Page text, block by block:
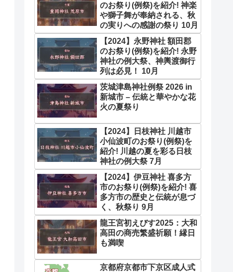
のお祭り(例祭)を紹介! 神楽
や獅子舞が奉納される、秋
の実りへの感謝の祭り 10月
【2024】永野神社 額田郡
のお祭り(例祭)を紹介! 永野
神社の例大祭、神輿渡御行
列は必見！ 10月
茨城津島神社例祭 2026 in
新城市 – 伝統と華やかな花
火の夏祭り
【2024】日枝神社 川越市
小仙波町のお祭り(例祭)を
紹介! 川越の夏を彩る日枝
神社の例大祭 7月
【2024】伊豆神社 喜多方
市のお祭り(例祭)を紹介! 喜
多方市の歴史と伝統が息づ
く、秋祭り 9月
龍王宮初えびす2025：大和
高田の商売繁盛祈願！縁日
も満喫
京都府京都市下京区成人式